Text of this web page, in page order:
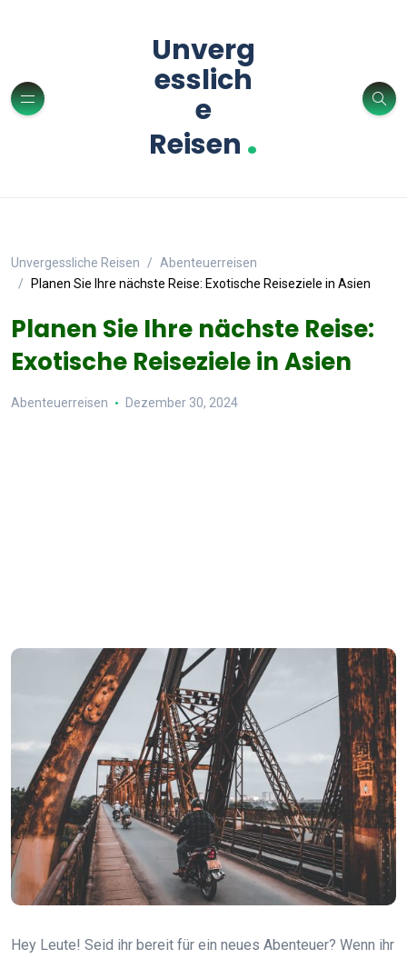
Unverg
esslich
e
Reisen .
Unvergessliche Reisen
Abenteuerreisen
Planen Sie Ihre nächste Reise: Exotische Reiseziele in Asien
Planen Sie Ihre nächste Reise:
Exotische Reiseziele in Asien
Abenteuerreisen Dezember 30, 2024
Hey Leute! Seid ihr bereit für ein neues Abenteuer? Wenn ihr